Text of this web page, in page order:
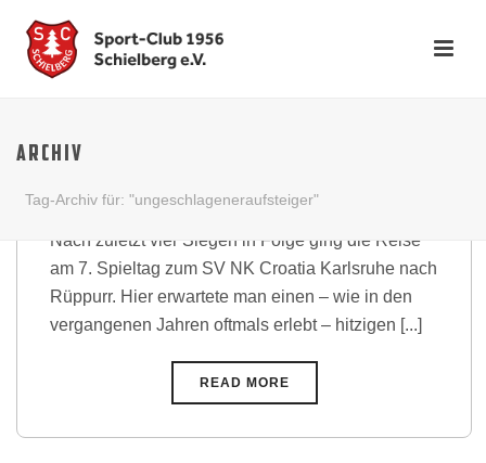
ARCHIV
Tag-Archiv für: "ungeschlageneraufsteiger"
verpassen Auswärtssieg in
Rüppurr
Nach zuletzt vier Siegen in Folge ging die Reise
am 7. Spieltag zum SV NK Croatia Karlsruhe nach
Rüppurr. Hier erwartete man einen – wie in den
vergangenen Jahren oftmals erlebt – hitzigen [...]
READ MORE